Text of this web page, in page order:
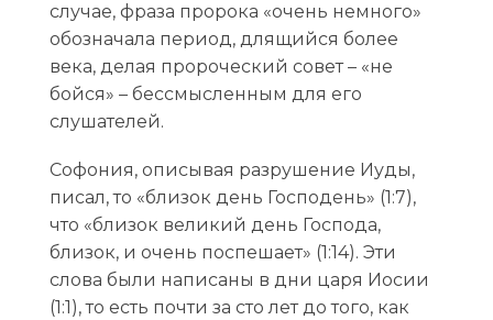
случае, фраза пророка «очень немного»
обозначала период, длящийся более
века, делая пророческий совет – «не
бойся» – бессмысленным для его
слушателей.
Софония, описывая разрушение Иуды,
писал, то «близок день Господень» (1:7),
что «близок великий день Господа,
близок, и очень поспешает» (1:14). Эти
слова были написаны в дни царя Иосии
(1:1), то есть почти за сто лет до того, как